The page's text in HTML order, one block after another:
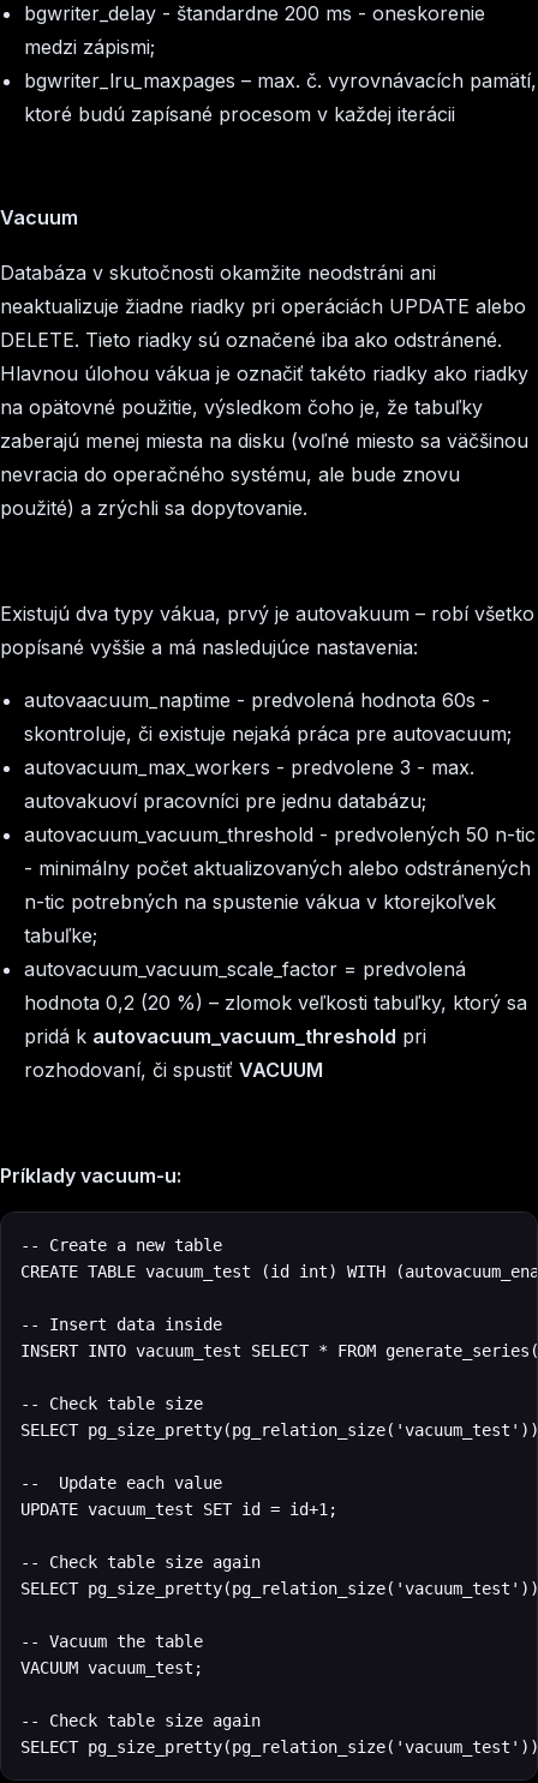
bgwriter_delay - štandardne 200 ms - oneskorenie
medzi zápismi;
bgwriter_lru_maxpages – max. č. vyrovnávacích pamätí,
ktoré budú zapísané procesom v každej iterácii
Vacuum
Databáza v skutočnosti okamžite neodstráni ani
neaktualizuje žiadne riadky pri operáciách UPDATE alebo
DELETE. Tieto riadky sú označené iba ako odstránené.
Hlavnou úlohou vákua je označiť takéto riadky ako riadky
na opätovné použitie, výsledkom čoho je, že tabuľky
zaberajú menej miesta na disku (voľné miesto sa väčšinou
nevracia do operačného systému, ale bude znovu
použité) a zrýchli sa dopytovanie.
Existujú dva typy vákua, prvý je autovakuum – robí všetko
popísané vyššie a má nasledujúce nastavenia:
autovaacuum_naptime - predvolená hodnota 60s -
skontroluje, či existuje nejaká práca pre autovacuum;
autovacuum_max_workers - predvolene 3 - max.
autovakuoví pracovníci pre jednu databázu;
autovacuum_vacuum_threshold - predvolených 50 n-tic
- minimálny počet aktualizovaných alebo odstránených
n-tic potrebných na spustenie vákua v ktorejkoľvek
tabuľke;
autovacuum_vacuum_scale_factor = predvolená
hodnota 0,2 (20 %) – zlomok veľkosti tabuľky, ktorý sa
pridá k autovacuum_vacuum_threshold pri
rozhodovaní, či spustiť VACUUM
Príklady vacuum-u:
‍-- Create a new table
CREATE TABLE vacuum_test (id int) WITH
-- Insert data inside
INSERT INTO vacuum_test SELECT * FROM
-- Check table size
SELECT
--  Update each value
UPDATE vacuum_test SET id = id+1;
-- Check table size again
SELECT
-- Vacuum the table
VACUUM vacuum_test;
-- Check table size again
SELECT